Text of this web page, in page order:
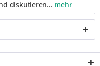
diskutieren... mehr